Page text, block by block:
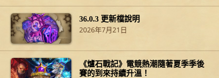
36.0.3 更新檔說明
2026年7月21日
《爐石戰記》電競熱潮隨著夏季季後
賽的到來持續升溫！